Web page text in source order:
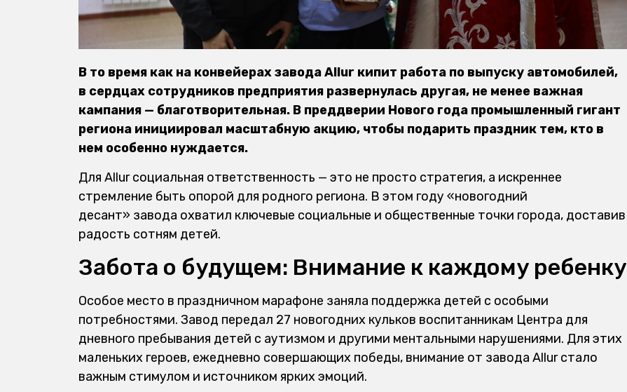
В то время как на конвейерах заводаAllur кипит работа по выпуску автомобилей,
в сердцах сотрудников предприятия развернулась другая, не менее важная
кампания — благотворительная. В преддверии Нового года промышленный гигант
региона инициировал масштабную акцию, чтобы подарить праздник тем, кто в
нем особенно нуждается.
Для Allurсоциальная ответственность — это не просто стратегия, а искреннее
стремление быть опорой для родного региона. В этом году «новогодний
десант» завода охватил ключевые социальные и общественные точки города, доставив
радость сотням детей.
Забота о будущем: Внимание к каждому ребенку
Особое место в праздничном марафоне заняла поддержка детей с особыми
потребностями. Завод передал 27 новогодних кульков воспитанникам Центра для
дневного пребывания детей с аутизмом и другими ментальными нарушениями. Для этих
маленьких героев, ежедневно совершающих победы, внимание от завода Allur стало
важным стимулом и источником ярких эмоций.